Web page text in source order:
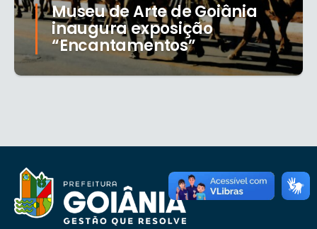
Museu de Arte de Goiânia
inaugura exposição
“Encantamentos”